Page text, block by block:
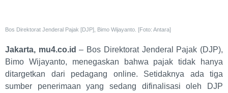
Bos Direktorat Jenderal Pajak [DJP], Bimo Wijayanto. [Foto: Antara]
Jakarta, mu4.co.id – Bos Direktorat Jenderal Pajak (DJP),
Bimo Wijayanto, menegaskan bahwa pajak tidak hanya
ditargetkan dari pedagang online. Setidaknya ada tiga
sumber penerimaan yang sedang difinalisasi oleh DJP